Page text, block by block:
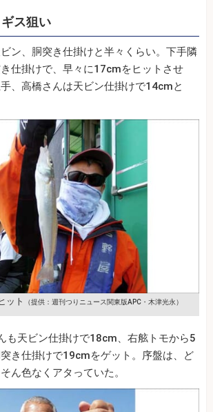
ス狙い
ン、胴突き仕掛けと半々くらい。下手隣
仕掛けで、早々に17cmをヒットさせ
、高橋さんは天ビン仕掛けで14cmと
ット （提供：週刊つりニュース関東版APC・木津光永）
も天ビン仕掛けで18cm、右舷トモから5
き仕掛けで19cmをゲット。序盤は、ど
ん色なくアタっていた。